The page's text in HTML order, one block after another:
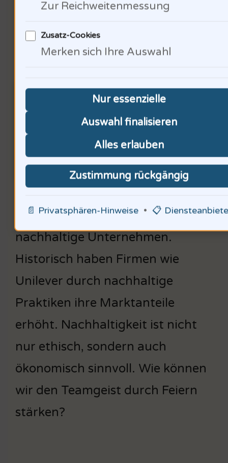
Nachhaltigkeit als
der Verbraucher bevorzugen
nachhaltige Unternehmen.
Historisch haben Firmen wie
Unilever durch nachhaltige
Praktiken ihre Marktanteile
erhöht. Nachhaltigkeit ist nicht
nur ethisch, sondern auch
ökonomisch sinnvoll. Wie können
wir den Teamgeist durch Feiern
stärken?
Zur Reichweitenmessung
Zusatz-Cookies
Merken sich Ihre Auswahl
Nur essenzielle
Auswahl finalisieren
Alles erlauben
Zustimmung rückgängig
📄 Privatsphären-Hinweise• 📋